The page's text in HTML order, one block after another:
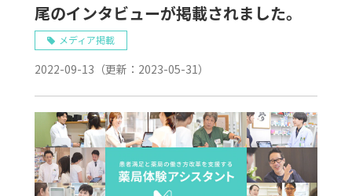
尾のインタビューが掲載されました。
メディア掲載
2022-09-13 （更新： 2023-05-31）